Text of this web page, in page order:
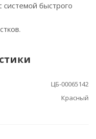
быстрого
ЦБ-00065142
Красный